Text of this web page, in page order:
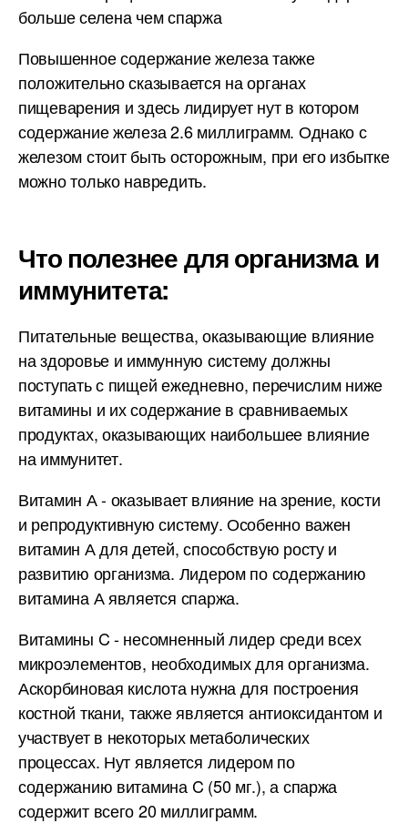
больше селена чем спаржа
Повышенное содержание железа также
положительно сказывается на органах
пищеварения и здесь лидирует нут в котором
содержание железа 2.6 миллиграмм. Однако с
железом стоит быть осторожным, при его избытке
можно только навредить.
Что полезнее для организма и
иммунитета:
Питательные вещества, оказывающие влияние
на здоровье и иммунную систему должны
поступать с пищей ежедневно, перечислим ниже
витамины и их содержание в сравниваемых
продуктах, оказывающих наибольшее влияние
на иммунитет.
Витамин А - оказывает влияние на зрение, кости
и репродуктивную систему. Особенно важен
витамин А для детей, способствую росту и
развитию организма. Лидером по содержанию
витамина А является спаржа.
Витамины C - несомненный лидер среди всех
микроэлементов, необходимых для организма.
Аскорбиновая кислота нужна для построения
костной ткани, также является антиоксидантом и
участвует в некоторых метаболических
процессах. Нут является лидером по
содержанию витамина C (50 мг.), а спаржа
содержит всего 20 миллиграмм.